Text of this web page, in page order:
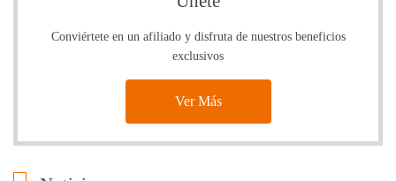
Conviértete en un afiliado y disfruta de nuestros beneficios
exclusivos
Ver Más